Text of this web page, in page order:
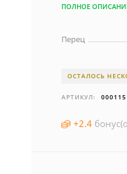
ПОЛНОЕ
Перец
ОСТАЛОСЬ
АРТИКУЛ:
+2.4